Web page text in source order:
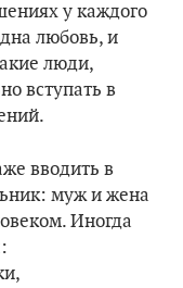
у каждого
любовь, и
люди,
вступать в
вводить в
муж и жена
Иногда